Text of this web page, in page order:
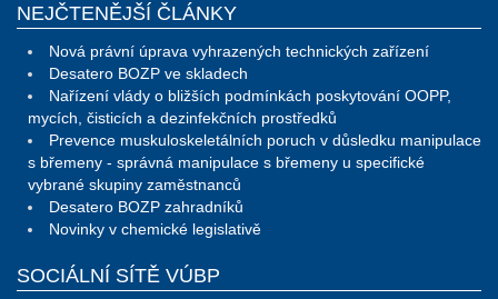
NEJČTENĚJŠÍ ČLÁNKY
Nová právní úprava vyhrazených technických zařízení
Desatero BOZP ve skladech
Nařízení vlády o bližších podmínkách poskytování OOPP,
mycích, čisticích a dezinfekčních prostředků
Prevence muskuloskeletálních poruch v důsledku manipulace
s břemeny - správná manipulace s břemeny u specifické
vybrané skupiny zaměstnanců
Desatero BOZP zahradníků
Novinky v chemické legislativě
SOCIÁLNÍ SÍTĚ VÚBP